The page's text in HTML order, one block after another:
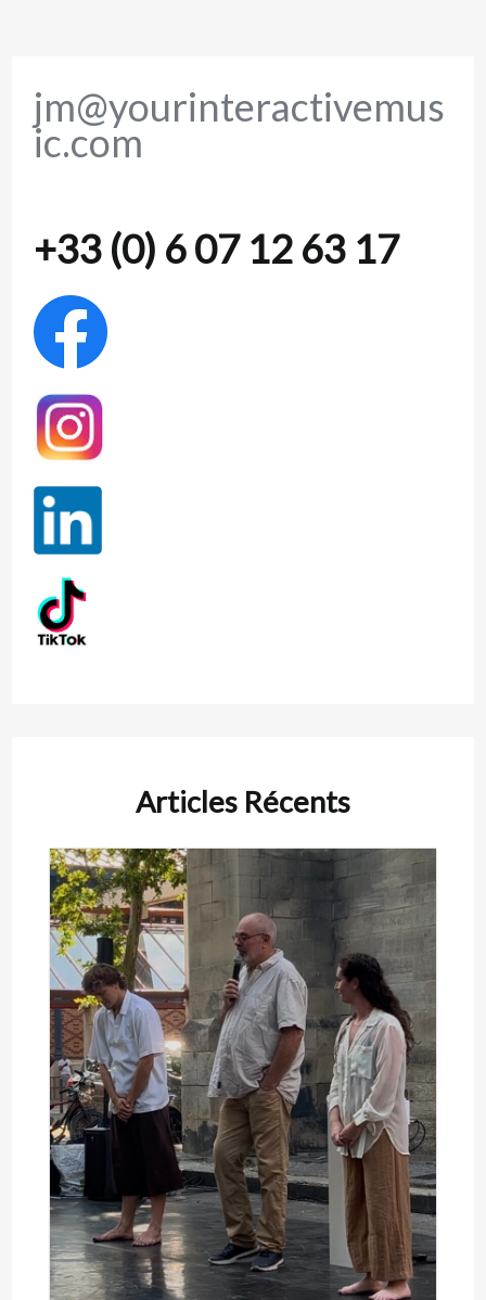
jm@yourinteractivemus
ic.com
+33 (0) 6 07 12 63 17
Articles Récents